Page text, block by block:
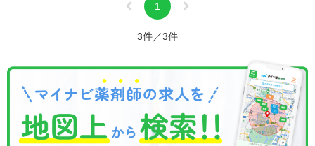
1
3件／3件